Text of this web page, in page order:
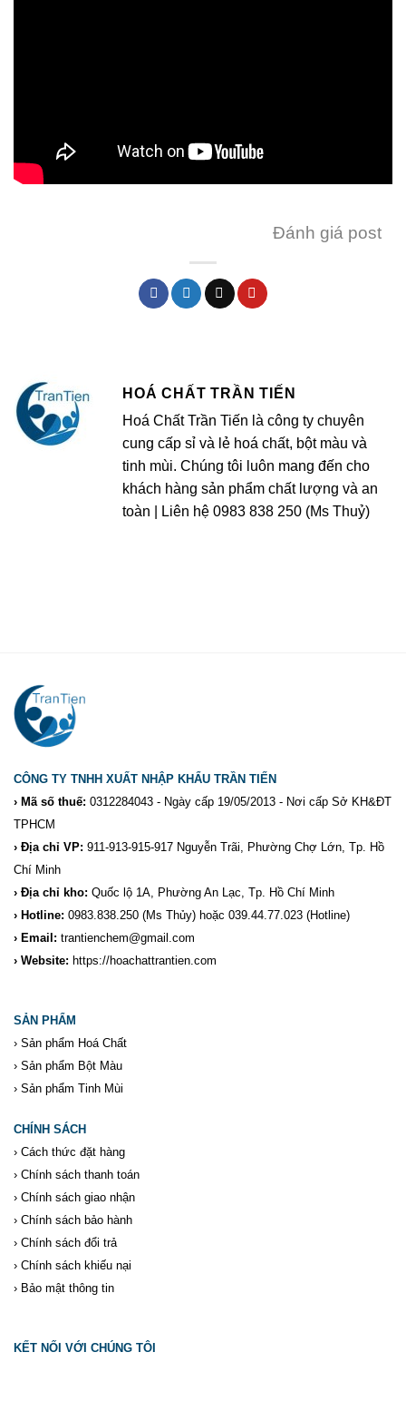
Đánh giá post
HOÁ CHẤT TRẦN TIẾN
Hoá Chất Trần Tiến là công ty chuyên
cung cấp sỉ và lẻ hoá chất, bột màu và
tinh mùi. Chúng tôi luôn mang đến cho
khách hàng sản phẩm chất lượng và an
toàn | Liên hệ 0983 838 250 (Ms Thuỷ)
CÔNG TY TNHH XUẤT NHẬP KHẨU TRẦN TIẾN
› Mã số thuế: 0312284043 - Ngày cấp 19/05/2013 - Nơi cấp Sở KH&ĐT
TPHCM
› Địa chỉ VP: 911-913-915-917 Nguyễn Trãi, Phường Chợ Lớn, Tp. Hồ
Chí Minh
› Địa chỉ kho: Quốc lộ 1A, Phường An Lạc, Tp. Hồ Chí Minh
› Hotline: 0983.838.250(Ms Thủy) hoặc 039.44.77.023(Hotline)
› Email: trantienchem@gmail.com
› Website: https://hoachattrantien.com
SẢN PHẨM
› Sản phẩm Hoá Chất
› Sản phẩm Bột Màu
› Sản phẩm Tinh Mùi
CHÍNH SÁCH
› Cách thức đặt hàng
› Chính sách thanh toán
› Chính sách giao nhận
› Chính sách bảo hành
› Chính sách đổi trả
› Chính sách khiếu nại
› Bảo mật thông tin
KẾT NỐI VỚI CHÚNG TÔI